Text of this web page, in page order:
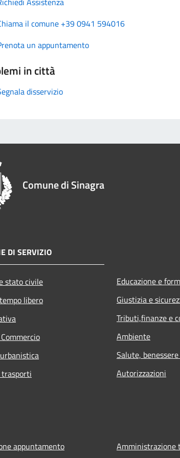
il comune +39 0941 594016
un appuntamento
in città
disservizio
Comune di Sinagra
DI SERVIZIO
stato civile
libero
Educazione e
Giustizia e
Tributi,finanze e
Ambiente
Salute,
Autorizzazioni
appuntamento Amministrazione